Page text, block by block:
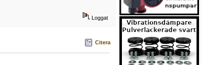
Loggat
Citera